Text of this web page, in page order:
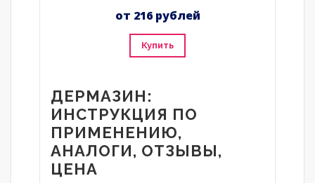
от 216 рублей
Купить
ДЕРМАЗИН:
ИНСТРУКЦИЯ ПО
ПРИМЕНЕНИЮ,
АНАЛОГИ, ОТЗЫВЫ,
ЦЕНА